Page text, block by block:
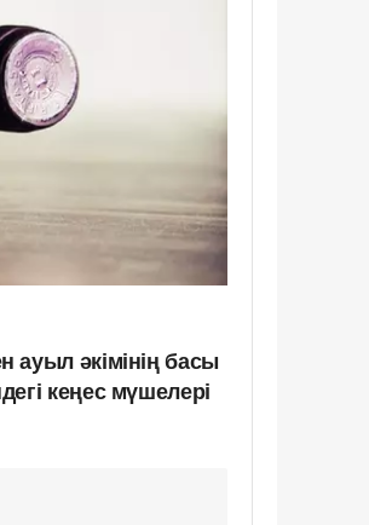
ауыл әкімінің басы
кеңес мүшелері